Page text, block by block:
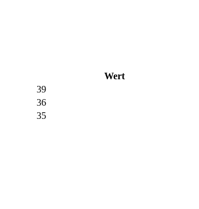
Wert
39
36
35